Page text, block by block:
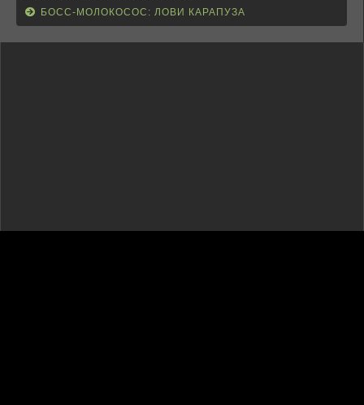
БОСС-МОЛОКОСОС: ЛОВИ КАРАПУЗА